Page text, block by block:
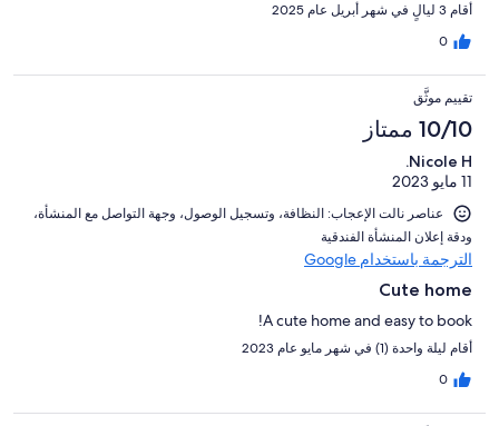
أقام 3 ليالٍ في شهر أبريل عام 2025
0
تقييم موثَّق
10/10 ممتاز
Nicole H.
11 مايو 2023
عناصر نالت الإعجاب: ⁦النظافة⁩، و⁦تسجيل الوصول⁩، و⁦جهة التواصل مع المنشأة⁩،
و⁦دقة إعلان المنشأة الفندقية⁩
الترجمة باستخدام Google
Cute home
A cute home and easy to book!
أقام ليلة واحدة (1) في شهر مايو عام 2023
0